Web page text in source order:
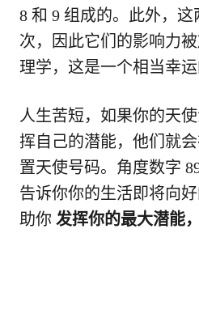
8 和 9 组成的。此外，
次，因此它们的影响力
理学，这是一个相当幸运
人生苦短，如果你的天
挥自己的潜能，他们就
置天使号码。角度数字
告诉你你的生活即将向
助你 发挥你的最大潜能